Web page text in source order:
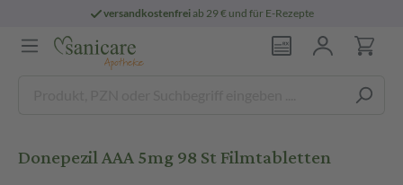
versandkostenfreiab 29 € und für E-Rezepte
Donepezil AAA 5mg 98 St Filmtabletten